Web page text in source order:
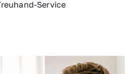
Service